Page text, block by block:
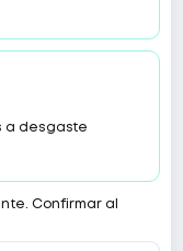
a desgaste
Confirmar al